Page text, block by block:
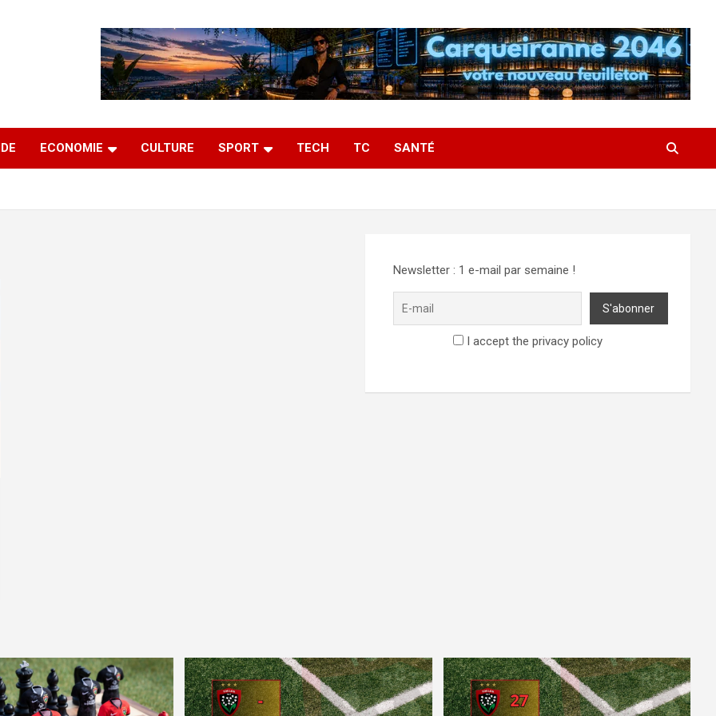
ECONOMIE CULTURE SPORT TECH TC SANTÉ
Newsletter : 1 e-mail par semaine !
I accept the privacy policy